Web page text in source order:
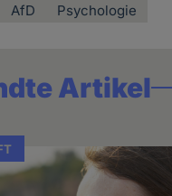
AfD Psychologie
Artikel